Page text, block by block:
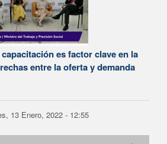
es factor clave en la
entre la oferta y demanda
13 Enero, 2022 - 12:55